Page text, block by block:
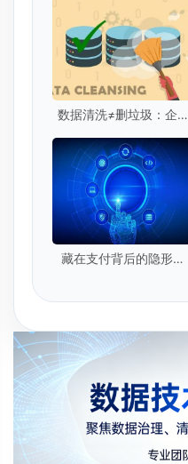
数据清洗≠删垃圾：企业
准是什么？
藏在支付背后的隐形卫